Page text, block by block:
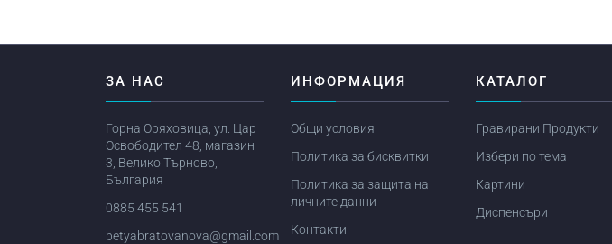
ЗА НАС
Горна Оряховица, ул. Цар
Освободител 48, магазин
3, Велико Търново,
България
0885 455 541
petyabratovanova@gmail.com
ИНФОРМАЦИЯ
Общи условия
Политика за бисквитки
Политика за защита на
личните данни
Контакти
КАТАЛОГ
Гравирани Продукти
Избери по тема
Картини
Диспенсъри